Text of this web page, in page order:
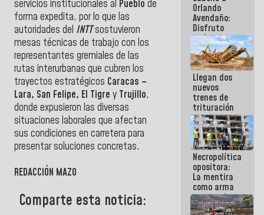
servicios institucionales al Pueblo de
forma expedita, por lo que las
autoridades del INTTsostuvieron
mesas técnicas de trabajo con los
representantes gremiales de las
rutas interurbanas que cubren los
trayectos estratégicos Caracas –
Lara, San Felipe, El Tigre y Trujillo,
donde expusieron las diversas
situaciones laborales que afectan
sus condiciones en carretera para
presentar soluciones concretas.
REDACCIÓN MAZO
Comparte esta noticia:
Orlando
Avendaño:
Disfruto
cada vez
que escribes
porque lo
que haces
es
embarrarla
Llegan dos
nuevos
trenes de
trituración
para
optimizar
manejo de
escombros
en La Guaira
Necropolítica
opositora:
La mentira
como arma
contra el
Pueblo